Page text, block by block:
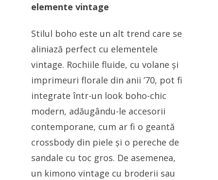
elemente vintage
Stilul boho este un alt trend care se
aliniază perfect cu elementele
vintage. Rochiile fluide, cu volane și
imprimeuri florale din anii ’70, pot fi
integrate într-un look boho-chic
modern, adăugându-le accesorii
contemporane, cum ar fi o geantă
crossbody din piele și o pereche de
sandale cu toc gros. De asemenea,
un kimono vintage cu broderii sau